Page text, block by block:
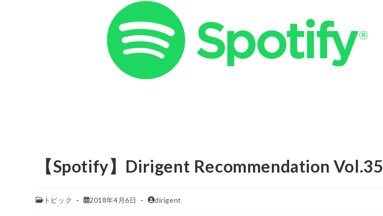
【Spotify】Dirigent Recommendation Vol.35
トピック 2018年4月6日 dirigent